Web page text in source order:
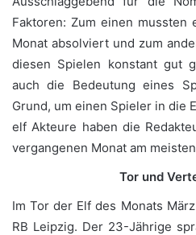
Faktoren: Zum einen
Monat absolviert und zum
diesen Spielen konstant gut
auch die Bedeutung eines
Grund, um einen Spieler in die
elf Akteure haben die
vergangenen Monat am
Tor und
Im Tor der Elf des Monats
RB Leipzig. Der 23-Jährige